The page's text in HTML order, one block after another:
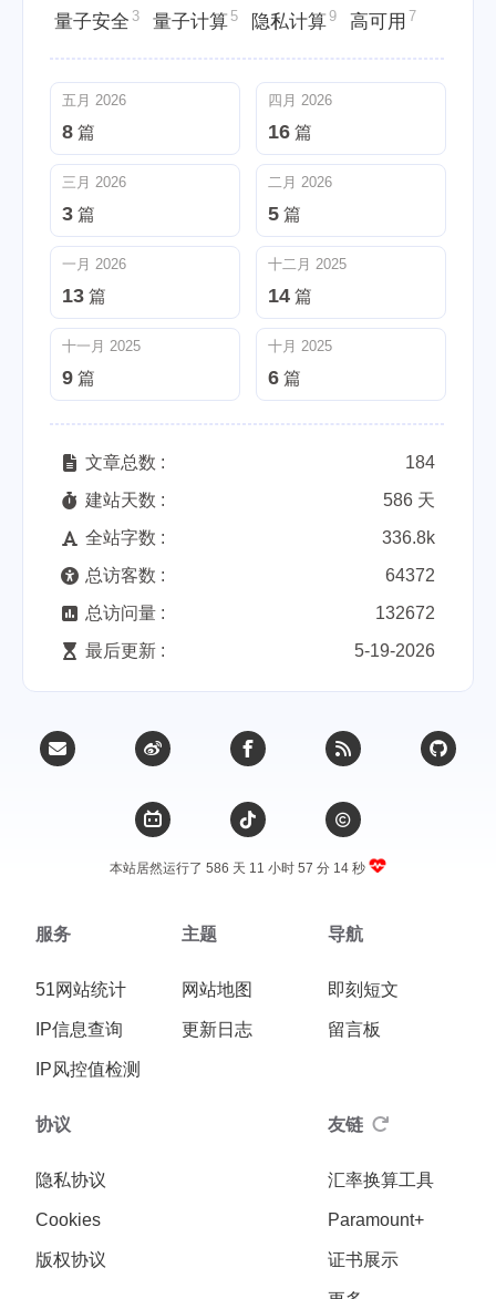
量子安全 3 量子计算 5 隐私计算9 高可用 7
五月 2026
8 篇
四月 2026
16 篇
三月 2026
3 篇
二月 2026
5 篇
一月 2026
13 篇
十二月 2025
14 篇
十一月 2025
9 篇
十月 2025
6 篇
文章总数 :
184
建站天数 :
586 天
全站字数 :
336.8k
总访客数 :
64372
总访问量 :
132672
最后更新 :
5-19-2026
本站居然运行了 586 天 11 小时 57 分 14 秒
服务
51网站统计
IP信息查询
IP风控值检测
主题
网站地图
更新日志
导航
即刻短文
留言板
协议
隐私协议
Cookies
版权协议
友链
汇率换算工具
Paramount+
证书展示